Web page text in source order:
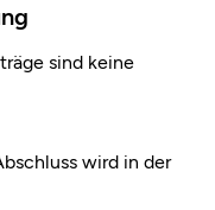
sind keine
wird in der